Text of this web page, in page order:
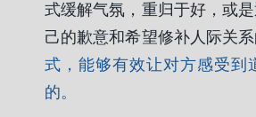
式缓解气氛，重归于好，或
己的歉意和希望修补人际关系
式，能够有效让对方感受到
的。